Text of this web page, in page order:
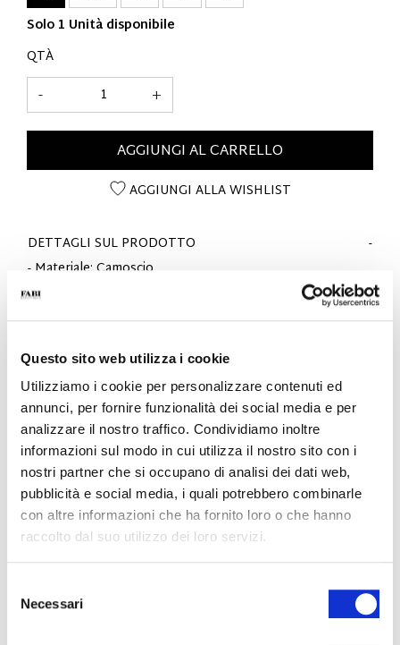
Questo sito web utilizza i cookie
Utilizziamo i cookie per personalizzare contenuti ed
annunci, per fornire funzionalità dei social media e per
analizzare il nostro traffico. Condividiamo inoltre
informazioni sul modo in cui utilizza il nostro sito con i
nostri partner che si occupano di analisi dei dati web,
pubblicità e social media, i quali potrebbero combinarle
con altre informazioni che ha fornito loro o che hanno
raccolto dal suo utilizzo dei loro servizi.
delNecessari
Solo 1 Unità disponibile
QTÀ
+
-
AGGIUNGI AL CARRELLO
AGGIUNGI ALLA WISHLIST
DETTAGLI SUL PRODOTTO
- Materiale: Camoscio
- Fondo: Gomma
- Colore: Verde acqua
- Calzata: Regolare
PERCHÉ È SPECIALE?
MATERIALI PREMIUM MADE IN ITALY LEGGEREZZA E